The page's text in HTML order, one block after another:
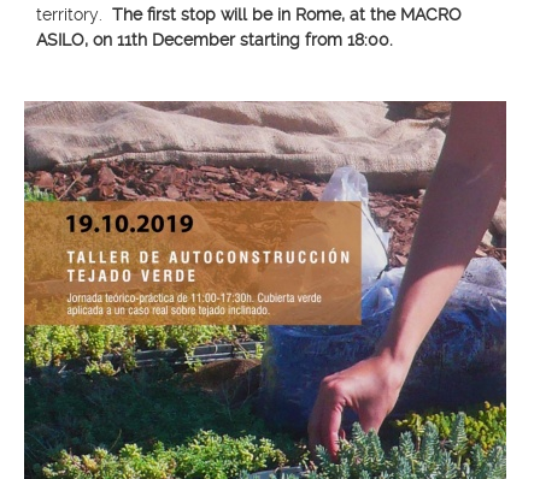
territory. The first stop will be in Rome, at the MACRO
ASILO, on 11th December starting from 18:00.